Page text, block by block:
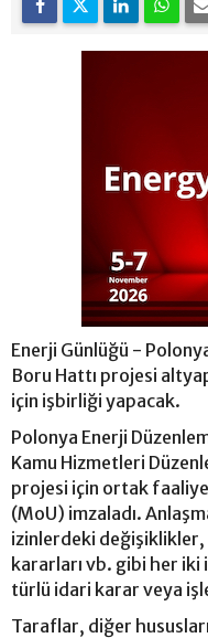
Enerji Günlüğü -
Boru Hattı projesi
için işbirliği yapacak.
Polonya Enerji
Kamu Hizmetleri
projesi için ortak
(MoU) imzaladı.
izinlerdeki değişiklikler,
kararları vb. gibi her
türlü idari karar veya
Taraflar, diğer